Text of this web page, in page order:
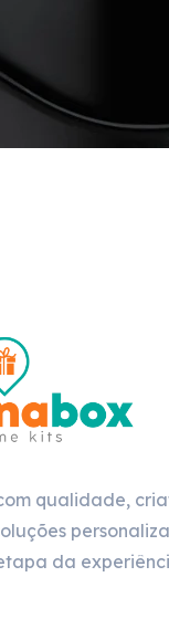
qualidade,
da